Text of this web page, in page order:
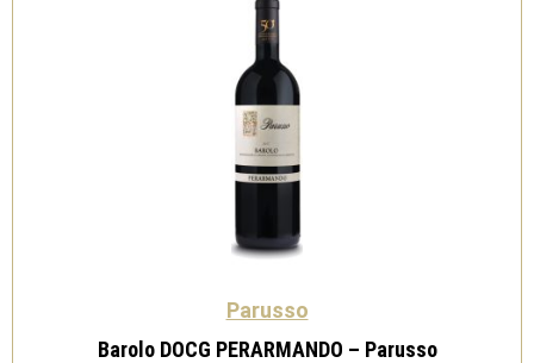
Parusso
Barolo DOCG PERARMANDO – Parusso